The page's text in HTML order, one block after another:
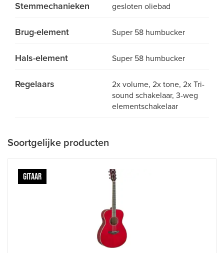
Stemmechanieken gesloten oliebad
Brug-element Super 58 humbucker
Hals-element Super 58 humbucker
Regelaars
2x volume, 2x tone, 2x Tri-
sound schakelaar, 3-weg
elementschakelaar
Soortgelijke producten
GITAAR